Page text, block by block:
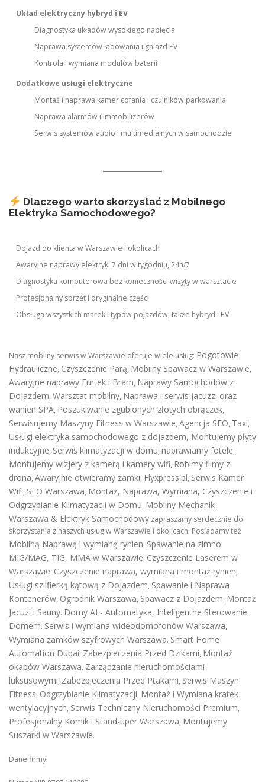
Układ elektryczny hybryd i EV
Diagnostyka układów wysokiego napięcia
Naprawa systemów ładowania i gniazd EV
Kontrola i wymiana modułów baterii
Dodatkowe usługi elektryczne
Montaż i naprawa kamer cofania i czujników parkowania
Naprawa alarmów i immobilizerów
Serwis systemów audio i multimedialnych w samochodzie
Dlaczego warto skorzystać z Mobilnego
Elektryka Samochodowego?
Dojazd do klienta w Warszawie i okolicach
Awaryjne naprawy elektryki 7 dni w tygodniu, 24h/7
Diagnostyka komputerowa bez konieczności wizyty w warsztacie
Profesjonalny sprzęt i oryginalne części
Obsługa wszystkich marek i typów pojazdów, także hybryd i EV
Nasz mobilny serwis w Warszawie oferuje wiele usług: Pogotowie
Hydrauliczne, Czyszczenie Parą, Mobilny Spawacz w Warszawie,
Awaryjne naprawy Furtek i Bram, Naprawy Samochodów z
Dojazdem, Warsztat mobilny, Naprawa i serwis jacuzzi oraz
wanien SPA, Poszukiwanie zgubionych złotych obrączek,
Serwisujemy Maszyny Fitness w Warszawie, Agencja SEO, Taxi,
Usługi elektryka samochodowego z dojazdem, Montujemy płyty
indukcyjne, Serwis klimatyzacji w domu, naprawiamy fotele,
Montujemy wizjery z kamerą i kamery wifi, Robimy filmy z
drona, Awaryjnie otwieramy zamki, Flyxpress.pl, Serwis Kamer
Wifi, SEO Warszawa, Montaż, Naprawa, Wymiana, Czyszczenie i
Odgrzybianie Klimatyzacji w Domu, Mobilny Mechanik
Warszawa & Elektryk Samochodowy zapraszamy serdecznie do
skorzystania z naszych usług w Warszawie i okolicach. Posiadamy też
Mobilną Naprawę i wymianę rynien, Spawanie na zimno
MIG/MAG, TIG, MMA w Warszawie, Czyszczenie Laserem w
Warszawie. Czyszczenie naprawa, wymiana i montaż rynien,
Usługi szlifierką kątową z Dojazdem, Spawanie i Naprawa
Kontenerów, Ogrodnik Warszawa, Spawacz z Dojazdem, Montaż
Jacuzi i Sauny. Domy AI - Automatyka, Inteligentne Sterowanie
Domem. Serwis i wymiana wideodomofonów Warszawa,
Wymiana zamków szyfrowych Warszawa. Smart Home
Automation Dubai. Zabezpieczenia Przed Dzikami, Montaż
okapów Warszawa. Zarządzanie nieruchomościami
luksusowymi, Zabezpieczenia Przed Ptakami, Serwis Maszyn
Fitness, Odgrzybianie Klimatyzacji, Montaż i Wymiana kratek
wentylacyjnych, Serwis Techniczny Nieruchomości Premium,
Profesjonalny Komik i Stand-uper Warszawa, Montujemy
Suszarki w Warszawie.
Dane firmy: